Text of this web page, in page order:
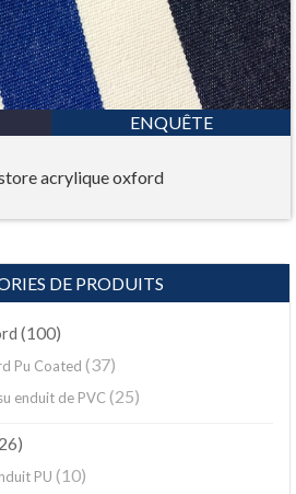
ENQUÊTE
acrylique oxford
DE PRODUITS
(100)
Pu Coated (37)
enduit de PVC(25)
PU (10)